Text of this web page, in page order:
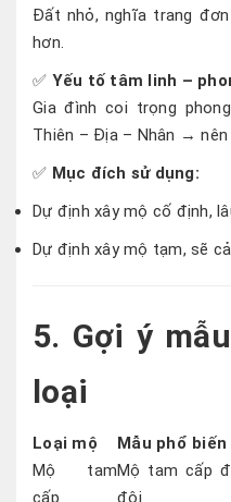
Đất nhỏ, nghĩa trang đơn
hơn.
✅ Yếu tố tâm linh –
Gia đình coi trọng
Thiên – Địa – Nhân → nên
✅ Mục đích sử dụng:
Dự định xây mộ cố định,
Dự định xây mộ tạm, sẽ
5. Gợi ý
loại
Loại mộ
Mẫu phổ biến
Mộ tam
cấp
Mộ tam cấp
đôi